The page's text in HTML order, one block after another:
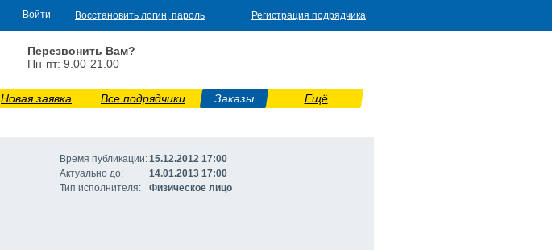
Восстановить логин, пароль Регистрация подрядчика
Перезвонить Вам?
Пн-пт: 9.00-21.00
Новая заявка Все подрядчики Заказы Ещё
Время публикации:15.12.2012 17:00
Актуально до:
14.01.2013 17:00
Тип исполнителя:
Физическое лицо